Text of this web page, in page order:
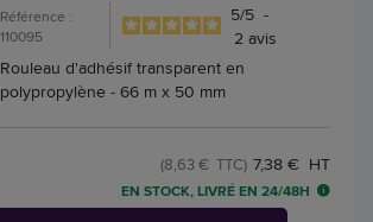
Référence :
110095
5/5 -
2 avis
Rouleau d'adhésif transparent en
polypropylène - 66 m x 50 mm
7,38 € HT
(8,63 € TTC)
EN STOCK, LIVRÉ EN 24/48H